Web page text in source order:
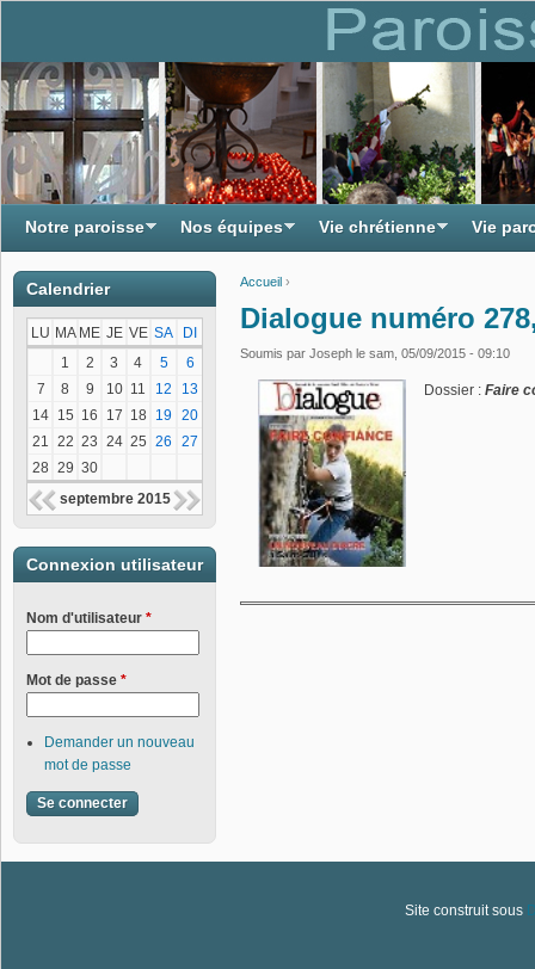
Accueil ›
Dialogue numéro
Soumis par Joseph le sam, 05/09/2015 - 09:10
Dossier : Faire
Notre paroisse Nos équipes Vie chrétienne Vie
Calendrier
LU MA ME JE VE SA
DI
1
2 3 4 5
6
7
8 9 10 11 12
13
14 15 16 17 18 19 20
21 22 23 24 25 26
27
28 29 30
septembre 2015
Connexion utilisateur
Nom d'utilisateur *
Mot de passe *
Demander un nouveau
mot de passe
Site construit sous